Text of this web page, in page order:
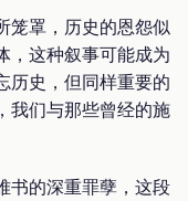
笼罩，历史的恩怨似
，这种叙事可能成为
历史，但同样重要的
我们与那些曾经的施
书的深重罪孽，这段